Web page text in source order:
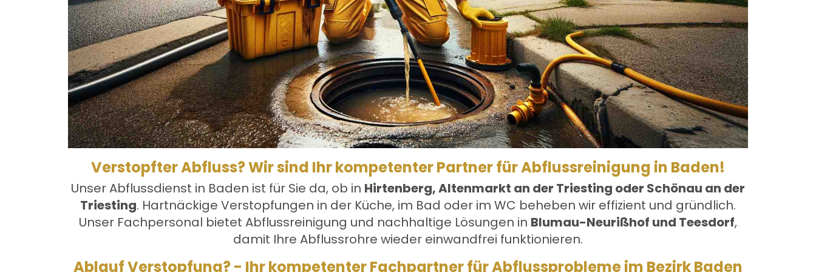
Verstopfter Abfluss? Wir sind Ihr kompetenter Partner für Abflussreinigung in Baden!
UnserAbflussdienst in Baden ist für Sie da, ob in Hirtenberg, Altenmarkt an der Triesting oder Schönau an der
Triesting. Hartnäckige Verstopfungen in der Küche, im Bad oder im WC beheben wir effizient und gründlich.
Unser Fachpersonal bietet Abflussreinigung und nachhaltige Lösungen in Blumau-Neurißhof und Teesdorf,
damit Ihre Abflussrohre wieder einwandfrei funktionieren.
Ablauf Verstopfung? - Ihr kompetenter Fachpartner für Abflussprobleme im Bezirk Baden